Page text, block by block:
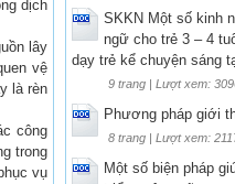
dịch
lây
vệ
là rèn
công
trong
vụ
SKKN Một số kinh
ngữ cho trẻ 3 – 4
dạy trẻ kể chuyện sáng
9 trang | Lượt xem:
Phương pháp giới
8 trang | Lượt xem:
Một số biện pháp